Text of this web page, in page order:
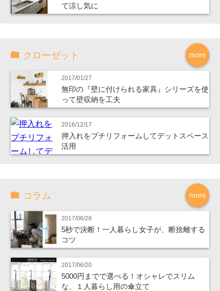
て涼し気に
more
クローゼット
2017/01/27
無印の『壁に付けられる家具』シリーズを使
って壁収納を工夫
2016/12/17
押入れをプチリフォームしてデットスペース
活用
more
コラム
2017/06/26
5秒で決断！一人暮らし女子が、断捨離する
コツ
2017/06/20
5000円までで選べる！オシャレでスリム
な、１人暮らし用の傘立て